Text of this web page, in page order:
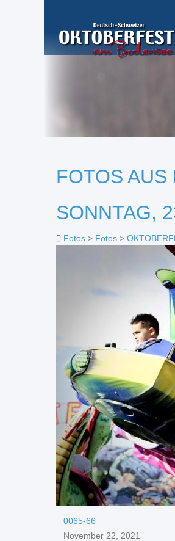
FOTOS AUS
SONNTAG,
Fotos > Fotos >
0065-66
November 22, 2021